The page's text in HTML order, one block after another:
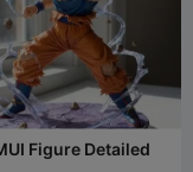
Figure Detailed